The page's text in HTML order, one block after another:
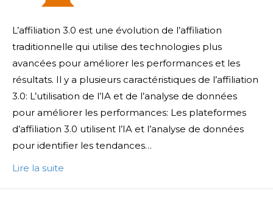
L’affiliation 3.0 est une évolution de l’affiliation
traditionnelle qui utilise des technologies plus
avancées pour améliorer les performances et les
résultats. Il y a plusieurs caractéristiques de l’affiliation
3.0: L’utilisation de l’IA et de l’analyse de données
pour améliorer les performances: Les plateformes
d’affiliation 3.0 utilisent l’IA et l’analyse de données
pour identifier les tendances…
Lire la suite